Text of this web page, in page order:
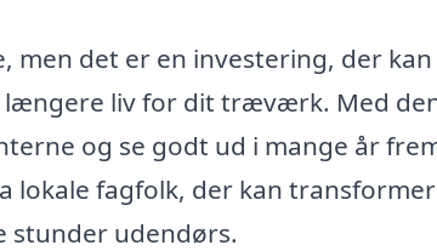
det er en investering, der
længere liv for dit træværk. Med
og se godt ud i mange år
lokale fagfolk, der kan
stunder udendørs.